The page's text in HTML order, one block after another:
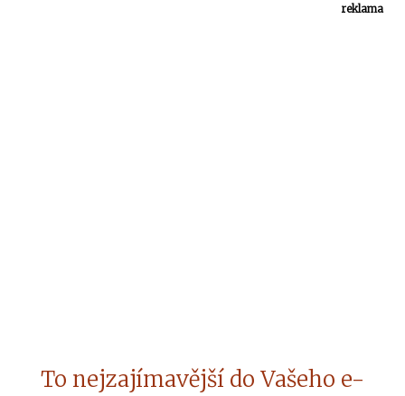
reklama
To nejzajímavější do Vašeho e-